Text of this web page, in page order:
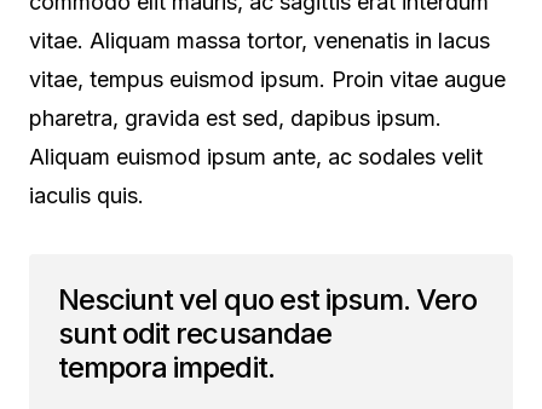
vitae. Aliquam massa tortor, venenatis in lacus
vitae, tempus euismod ipsum. Proin vitae augue
pharetra, gravida est sed, dapibus ipsum.
Aliquam euismod ipsum ante, ac sodales velit
iaculis quis.
Nesciunt vel quo est ipsum. Vero
sunt odit recusandae
tempora impedit.